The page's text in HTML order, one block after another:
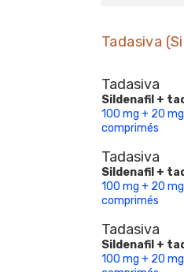
Tadasiva
Tadasiva
Sildenafil +
100 mg + 20
comprimés
Tadasiva
Sildenafil +
100 mg + 20
comprimés
Tadasiva
Sildenafil +
100 mg + 20